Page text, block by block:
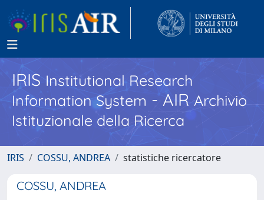
IRISInstitutional Research
Information System - AIR Archivio
Istituzionale della Ricerca
IRIS COSSU, ANDREA statistiche ricercatore
COSSU, ANDREA